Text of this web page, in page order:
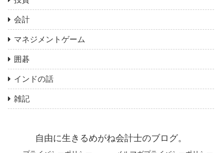
会計
マネジメントゲーム
囲碁
インドの話
雑記
自由に生きるめがね会計士のブログ。